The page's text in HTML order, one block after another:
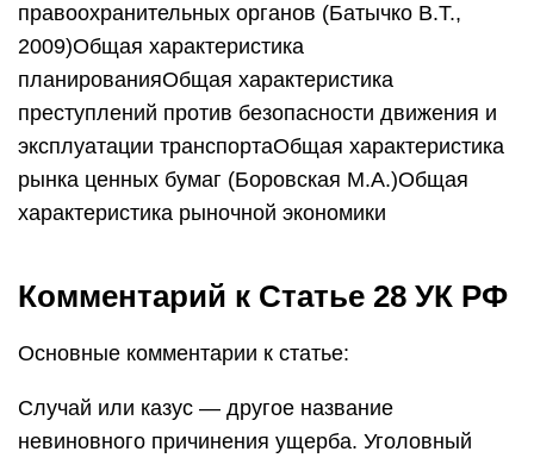
правоохранительных органов (Батычко В.Т.,
2009)Общая характеристика
планированияОбщая характеристика
преступлений против безопасности движения и
эксплуатации транспортаОбщая характеристика
рынка ценных бумаг (Боровская М.А.)Общая
характеристика рыночной экономики
Комментарий к Статье 28 УК РФ
Основные комментарии к статье:
Случай или казус — другое название
невиновного причинения ущерба. Уголовный